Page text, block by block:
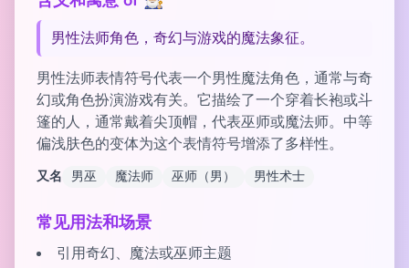
男性法师角色，奇幻与游戏的魔法象征。
男性法师表情符号代表一个男性魔法角色，通常与奇
幻或角色扮演游戏有关。它描绘了一个穿着长袍或斗
篷的人，通常戴着尖顶帽，代表巫师或魔法师。中等
偏浅肤色的变体为这个表情符号增添了多样性。
又名 男巫 魔法师 巫师（男） 男性术士
常见用法和场景
引用奇幻、魔法或巫师主题